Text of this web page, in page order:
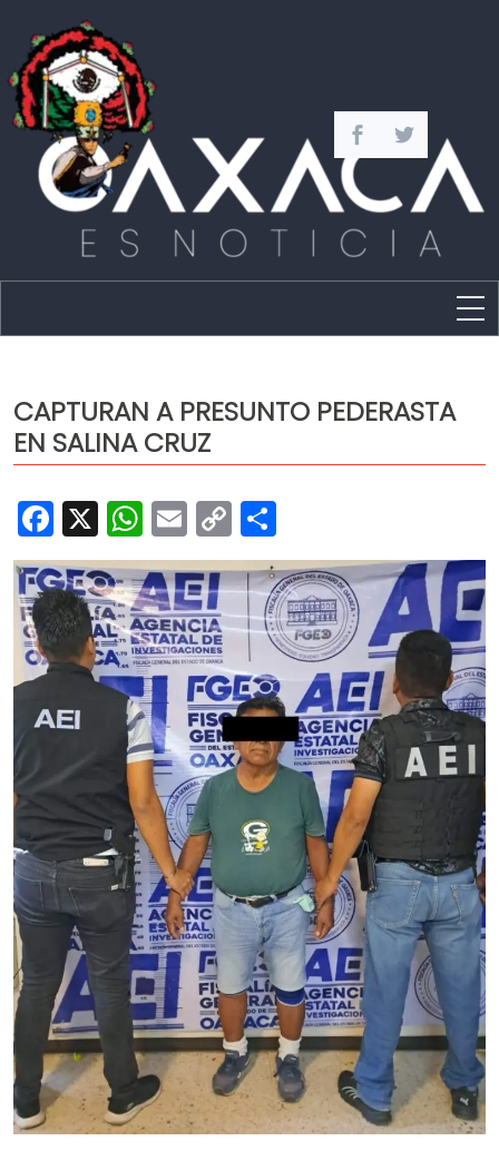
Capital
Policíaca
Cultura
Deportes
Opinión
CAPTURAN A PRESUNTO PEDERASTA
EN SALINA CRUZ
Facebook
X WhatsApp
Email
Copy
Link